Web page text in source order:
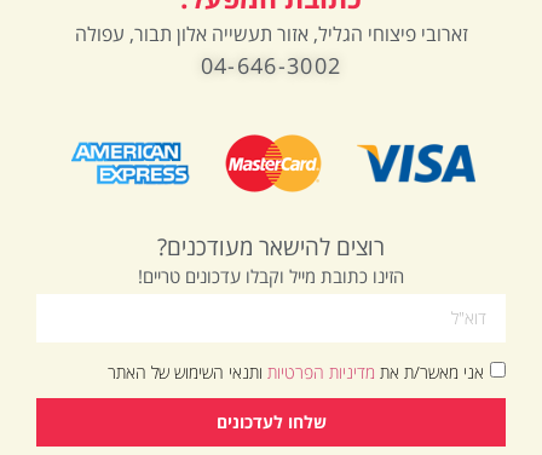
זארובי פיצוחי הגליל, אזור תעשייה אלון תבור, עפולה
04-646-3002
רוצים להישאר מעודכנים?
הזינו כתובת מייל וקבלו עדכונים טריים!
אני מאשר/ת את מדיניות הפרטיות ותנאי השימוש של האתר
שלחו לעדכונים